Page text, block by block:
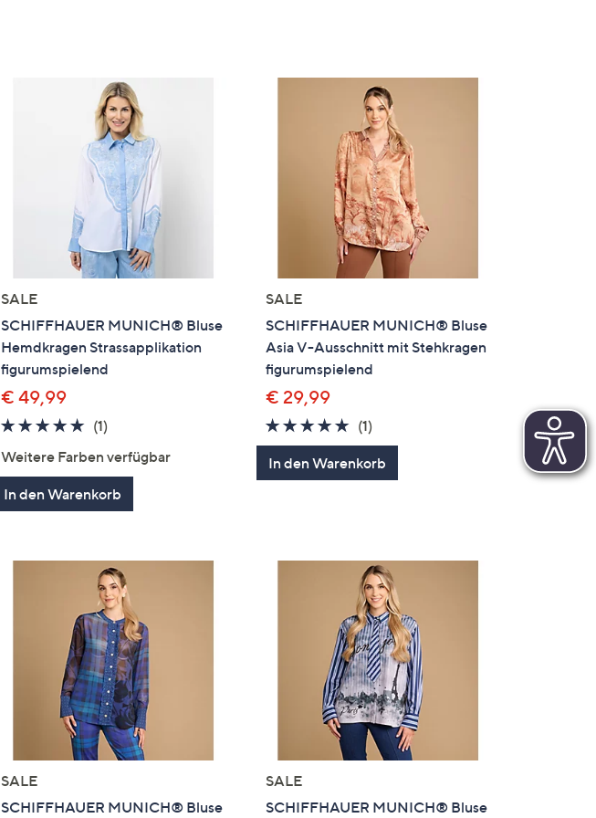
SALE
SCHIFFHAUER MUNICH® Bluse
Hemdkragen Strassapplikation
figurumspielend
€ 49,99
5.0
5
(1)
Weitere Farben verfügbar
In den Warenkorb
SALE
SCHIFFHAUER MUNICH® Bluse
Asia V-Ausschnitt mit Stehkragen
figurumspielend
€ 29,99
5.0
von
5
(1)
Bewertungen
In den Warenkorb
SALE
SCHIFFHAUER MUNICH® Bluse
SALE
SCHIFFHAUER MUNICH® Bluse